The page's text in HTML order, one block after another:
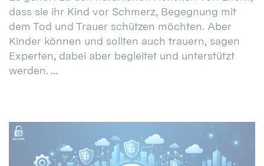
dass sie ihr Kind vor Schmerz, Begegnung mit
dem Tod und Trauer schützen möchten. Aber
Kinder können und sollten auch trauern, sagen
Experten, dabei aber begleitet und unterstützt
werden. ...